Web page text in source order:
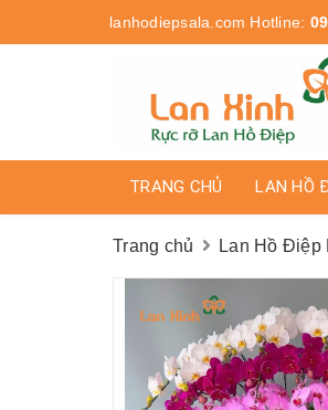
lanhodiepsala.com Hotline:
TRANG CHỦ LAN HỒ
Trang chủ Lan Hồ Điệp